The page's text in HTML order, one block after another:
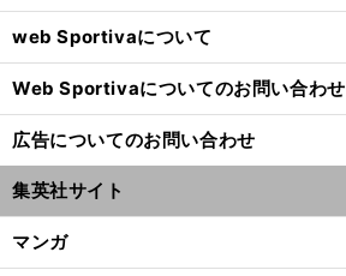
web Sportivaについて
Web Sportivaについてのお問い合わせ
広告についてのお問い合わせ
集英社サイト
マンガ